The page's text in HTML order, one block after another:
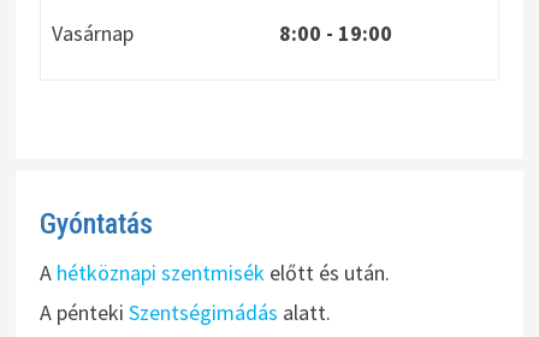
Vasárnap
8:00 - 19:00
Gyóntatás
A hétköznapi szentmisékelőtt és után.
A pénteki Szentségimádás alatt.